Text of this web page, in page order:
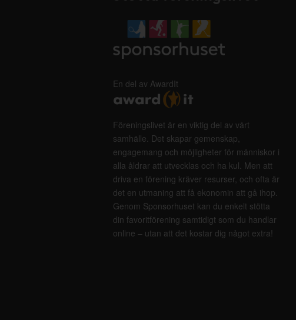
En del av AwardIt
Föreningslivet är en viktig del av vårt
samhälle. Det skapar gemenskap,
engagemang och möjligheter för människor i
alla åldrar att utvecklas och ha kul. Men att
driva en förening kräver resurser, och ofta är
det en utmaning att få ekonomin att gå ihop.
Genom Sponsorhuset kan du enkelt stötta
din favoritförening samtidigt som du handlar
online – utan att det kostar dig något extra!